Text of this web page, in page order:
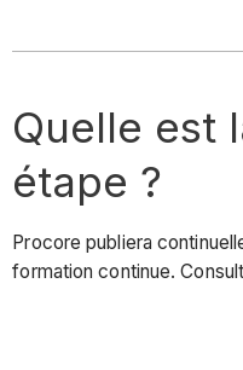
Quelle est
étape ?
Procore publiera
formation continue.